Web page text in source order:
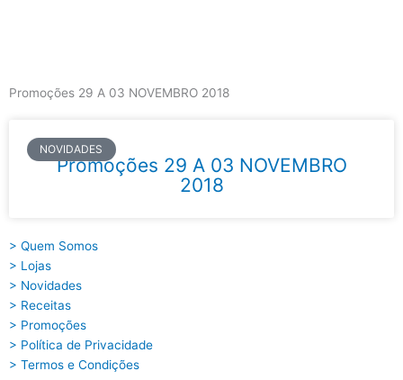
Promoções 29 A 03 NOVEMBRO 2018
NOVIDADES
Promoções 29 A 03 NOVEMBRO
2018
> Quem Somos
> Lojas
> Novidades
> Receitas
> Promoções
> Política de Privacidade
> Termos e Condições